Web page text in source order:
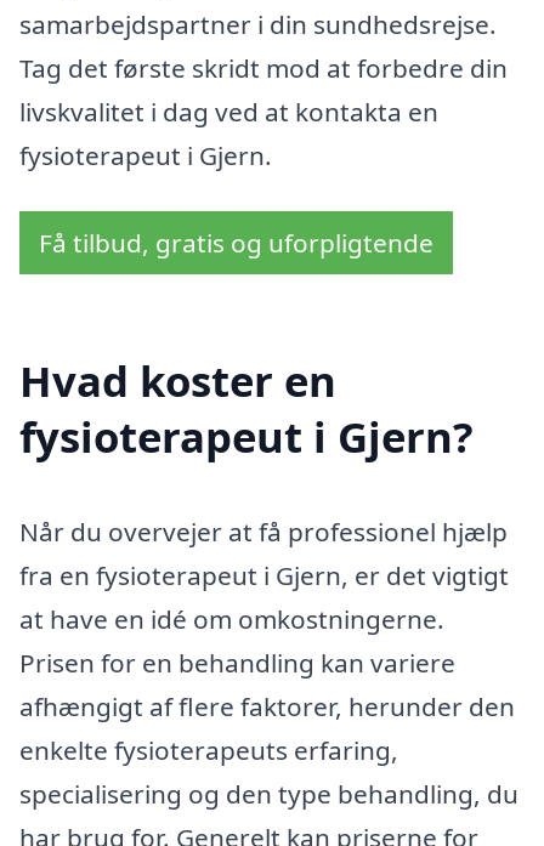
samarbejdspartner i din sundhedsrejse.
Tag det første skridt mod at forbedre din
livskvalitet i dag ved at kontakta en
fysioterapeut i Gjern.
Få tilbud, gratis og uforpligtende
Hvad koster en
fysioterapeut i Gjern?
Når du overvejer at få professionel hjælp
fra en fysioterapeut i Gjern, er det vigtigt
at have en idé om omkostningerne.
Prisen for en behandling kan variere
afhængigt af flere faktorer, herunder den
enkelte fysioterapeuts erfaring,
specialisering og den type behandling, du
har brug for. Generelt kan priserne for